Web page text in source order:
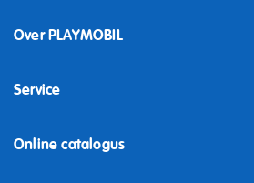
Over PLAYMOBIL
Service
Online catalogus